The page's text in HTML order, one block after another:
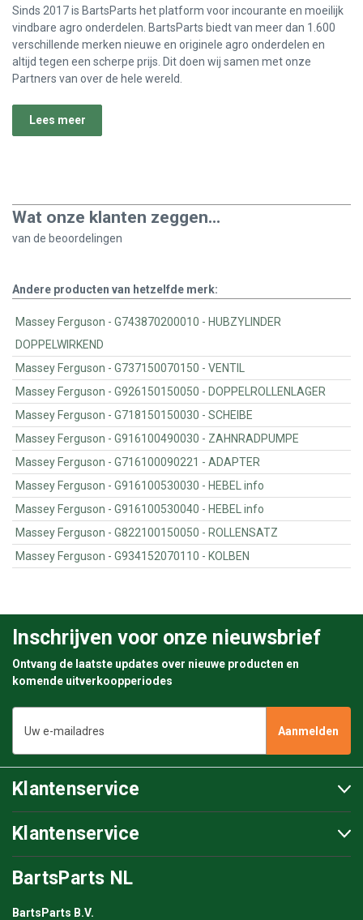
Sinds 2017 is BartsParts het platform voor incourante en moeilijk
vindbare agro onderdelen. BartsParts biedt van meer dan 1.600
verschillende merken nieuwe en originele agro onderdelen en
altijd tegen een scherpe prijs. Dit doen wij samen met onze
Partners van over de hele wereld.
Lees meer
Wat onze klanten zeggen...
van de beoordelingen
Andere producten van hetzelfde merk:
Massey Ferguson - G743870200010 - HUBZYLINDER
DOPPELWIRKEND
Massey Ferguson - G737150070150 - VENTIL
Massey Ferguson - G926150150050 - DOPPELROLLENLAGER
Massey Ferguson - G718150150030 - SCHEIBE
Massey Ferguson - G916100490030 - ZAHNRADPUMPE
Massey Ferguson - G716100090221 - ADAPTER
Massey Ferguson - G916100530030 - HEBEL info
Massey Ferguson - G916100530040 - HEBEL info
Massey Ferguson - G822100150050 - ROLLENSATZ
Massey Ferguson - G934152070110 - KOLBEN
Inschrijven voor onze nieuwsbrief
Ontvang de laatste updates over nieuwe producten en
komende uitverkoopperiodes
mailadres
Klantenservice
Klantenservice
BartsParts NL
BartsParts B.V.